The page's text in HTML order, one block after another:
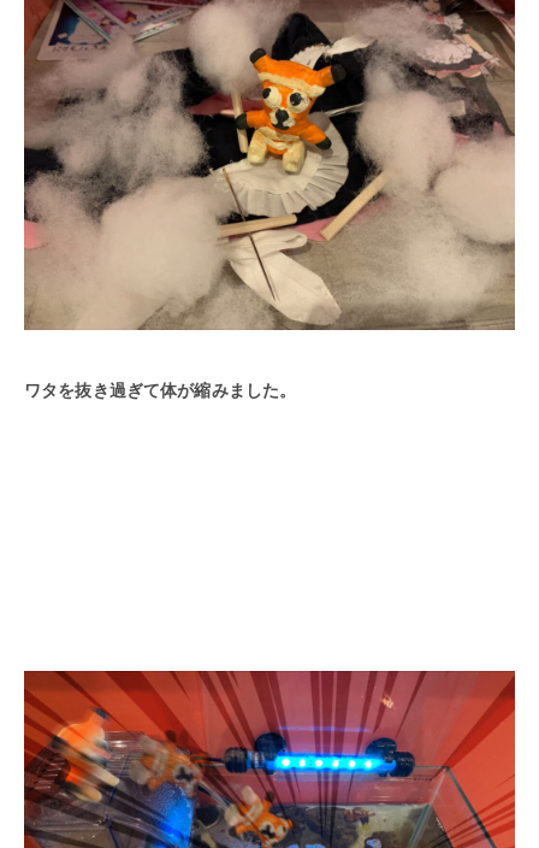
ワタを抜き過ぎて体が縮みました。